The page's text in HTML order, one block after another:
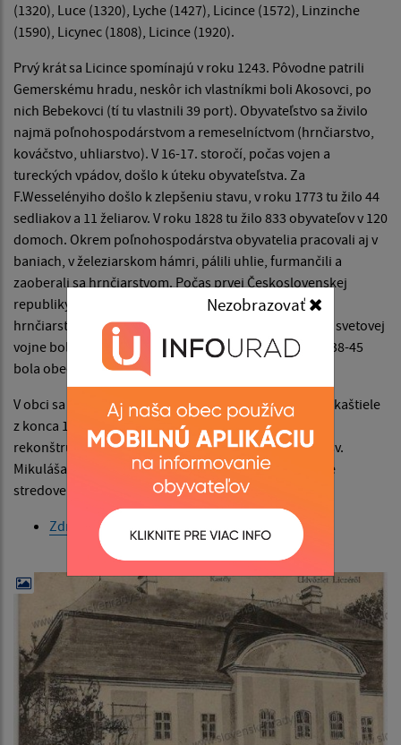
Nezobrazovať
(1320), Luce (1320), Lyche (1427), Licince (1572), Linzinche
(1590), Licynec (1808), Licince (1920).
Prvý krát sa Licince spomínajú v roku 1243. Pôvodne patrili
Gemerskému hradu, neskôr ich vlastníkmi boli Akosovci, po
nich Bebekovci (tí tu vlastnili 39 port). Obyvateľstvo sa živilo
najmä poľnohospodárstvom a remeselníctvom (hrnčiarstvo,
kováčstvo, uhliarstvo). V 16-17. storočí, počas vojen a
tureckých vpádov, došlo k úteku obyvateľstva. Za
F.Wesselényiho došlo k zlepšeniu stavu, v roku 1773 tu žilo 44
sedliakov a 11 želiarov. V roku 1828 tu žilo 833 obyvateľov v 120
domoch. Okrem poľnohospodárstva obyvatelia pracovali aj v
baniach, v železiarskom hámri, pálili uhlie, furmančili a
zaoberali sa hrnčiarstvom. Počas prvej Československej
republiky prevládalo poľnohospodárstvo, zanikalo
hrnčiarstvo. V medzivojnovom období a počas druhej svetovej
vojne boli v prevádzke železorudné bane V rokoch 1938-45
bola obec pripojená k Maďarsku.
V obci sa nachádzajú dva jednopodlažné klasicistické kaštiele
z konca 18.storočia, dolný kaštiel bol nedávno
rekonštruovaný. Klasicistický rímskokatolícky kostol sv.
Mikuláša Biskupa, z roku 1830, je postavený na mieste
stredovekého gotického kostolíka zo 14.storočia.
Zdroj